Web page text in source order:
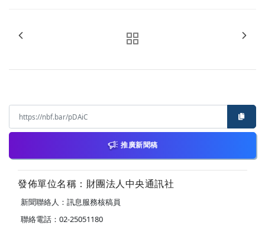
推廣新聞稿
發佈單位名稱：財團法人中央通訊社
新聞聯絡人：訊息服務核稿員
聯絡電話：02-25051180